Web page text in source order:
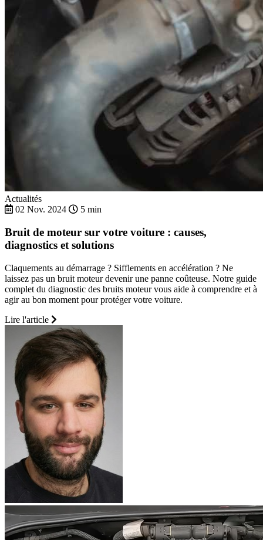
Actualités
02 Nov. 2024
5 min
Bruit de moteur sur votre voiture : causes,
diagnostics et solutions
Claquements au démarrage ? Sifflements en accélération ? Ne
laissez pas un bruit moteur devenir une panne coûteuse. Notre guide
complet du diagnostic des bruits moteur vous aide à comprendre et à
agir au bon moment pour protéger votre voiture.
Lire l'article